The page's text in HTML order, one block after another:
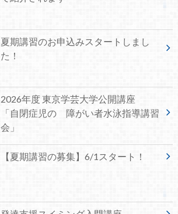
夏期講習のお申込みスタートしまし
た！
2026年度 東京学芸大学公開講座
「自閉症児の 障がい者水泳指導講習
会」
【夏期講習の募集】6/1スタート！